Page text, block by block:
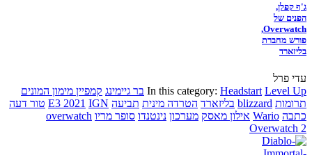
ג'ף קפלן,
הפנים של
Overwatch,
פורש מחברת
בליזארד
עדי פרל
In this category: Headstart Level Up בר גיימינג קמפיין מימון המונים
תרומות blizzard בליזארד הטרדה מינית תביעה E3 2021 IGN
טור דעה
כתבה Wario אילון מאסק מערכון נינטנדו סופר מריו overwatch
Overwatch 2